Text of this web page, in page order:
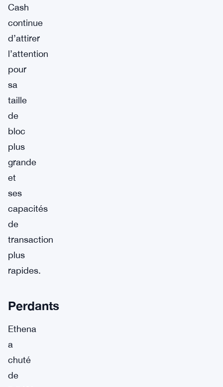
Cash
continue
d’attirer
l’attention
pour
sa
taille
de
bloc
plus
grande
et
ses
capacités
de
transaction
plus
rapides.
Perdants
Ethena
a
chuté
de